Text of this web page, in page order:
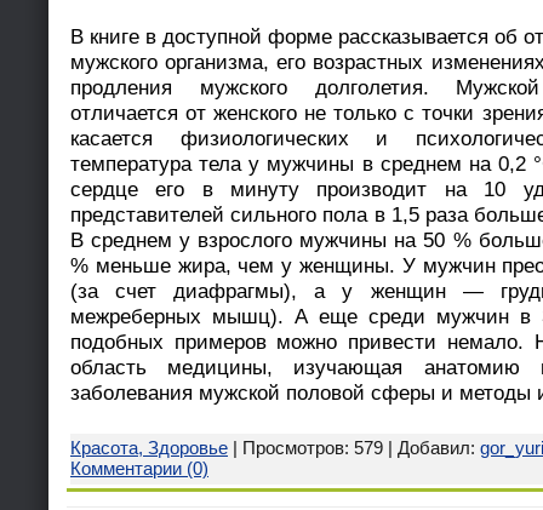
В книге в доступной форме рассказывается об
мужского организма, его возрастных
продления мужского долголетия.
отличается от женского не только с точки
касается физиологических и
температура тела у мужчины в среднем на
сердце его в минуту производит на 10
представителей сильного пола в 1,5 раза
В среднем у взрослого мужчины на 50 %
% меньше жира, чем у женщины. У мужчин
(за счет диафрагмы), а у женщин —
межреберных мышц). А еще среди мужчин в
подобных примеров можно привести немало.
область медицины, изучающая
заболевания мужской половой сферы и методы
Красота, Здоровье | Просмотров: 579 | Добавил: gor_yuri
Комментарии (0)